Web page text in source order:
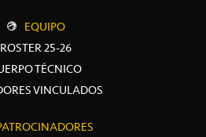
EQUIPO
ROSTER 25-26
TÉCNICO
VINCULADOS